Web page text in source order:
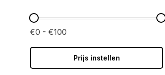
€0 - €100
Prijs instellen